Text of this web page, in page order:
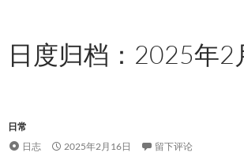
文
日度归档：2025年2
日常
日志
2025年2月16日 留下评论